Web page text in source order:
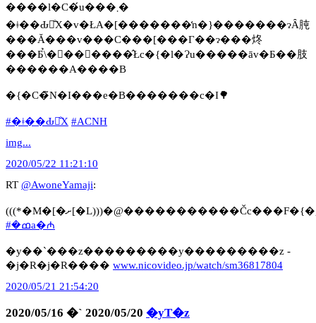
����l�C�́u���܂�
�ǂ��Ԃ̐X�v�ŁA�[�������̒n�}�������ɂȂ肫
���Ă���v���C���[���Г��ɂ���炵
���Ƃ̉\�𕷂������̂Łc�{�l�Ɂu�����āv�Ƃ��肢
������A����B
�{�C�̃N�I���e�B�������c�I🌳
#�ǂ��Ԃ̐X #ACNH
img...
2020/05/22 11:21:10
RT @AwoneYamaji:
#�ߘa�₼
�y��`���z���������y���������z -
�j�R�j�R���� www.nicovideo.jp/watch/sm36817804
2020/05/21 21:54:20
2020/05/16 �` 2020/05/20 �yT�z